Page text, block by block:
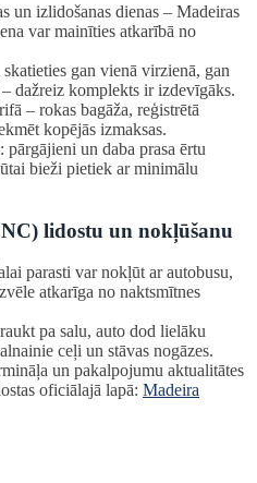
un izlidošanas dienas – Madeiras
var mainīties atkarībā no
gan vienā virzienā, gan
dažreiz komplekts ir izdevīgāks.
– rokas bagāža, reģistrētā
kopējās izmaksas.
un daba prasa ērtu
bieži pietiek ar minimālu
lidostu un nokļūšanu
parasti var nokļūt ar autobusu,
atkarīga no naktsmītnes
pa salu, auto dod lielāku
ceļi un stāvas nogāzes.
un pakalpojumu aktualitātes
oficiālajā lapā: Madeira